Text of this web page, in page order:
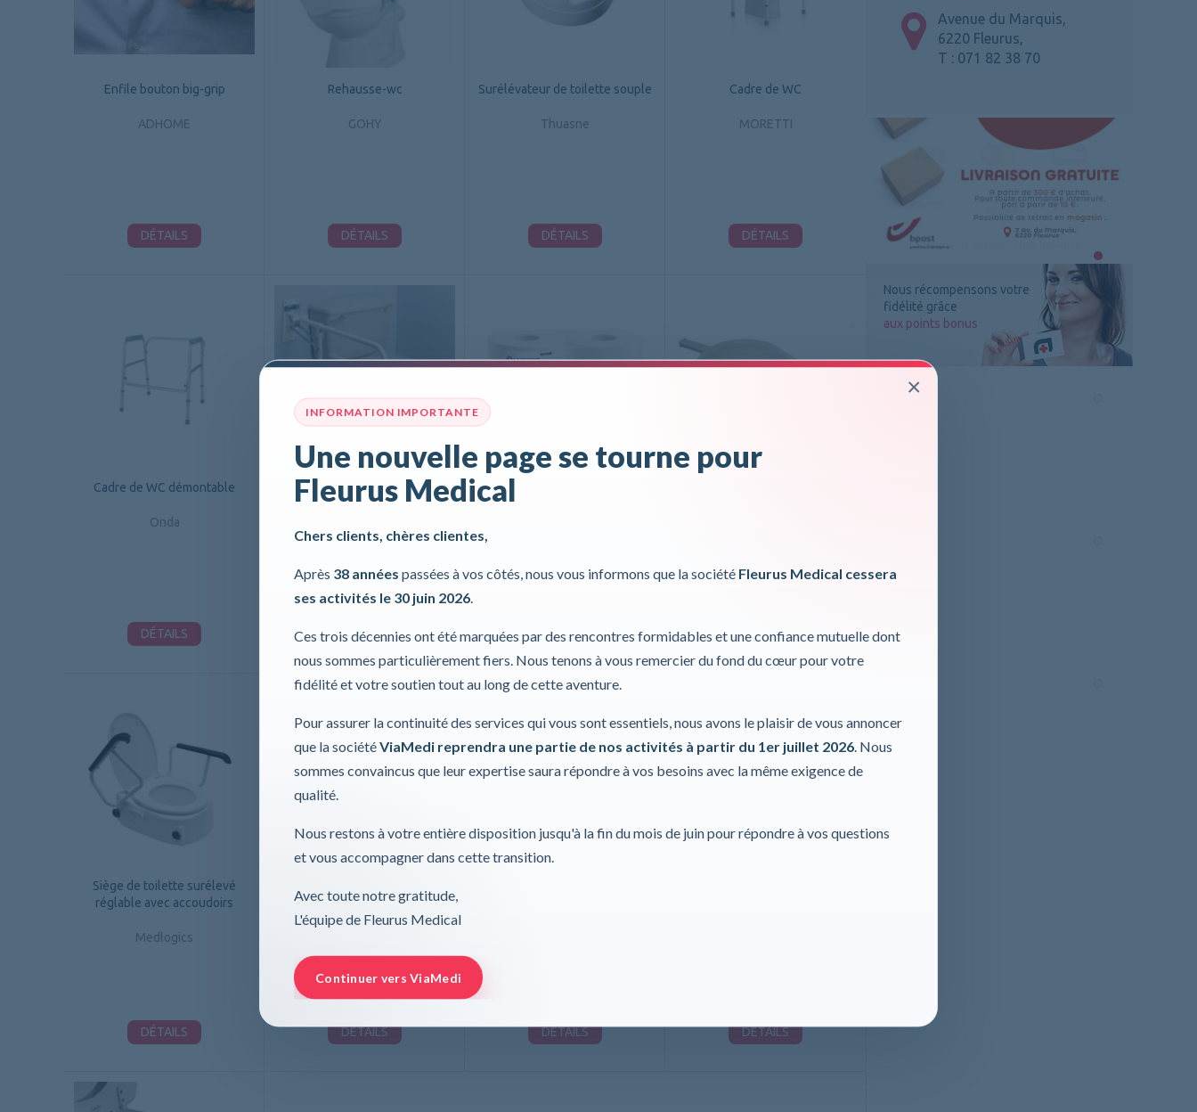
×
INFORMATION IMPORTANTE
Une nouvelle page se tourne pour
Fleurus Medical
Chers clients, chères clientes,
Après 38 années passées à vos côtés, nous vous informons que la société Fleurus Medical cessera
ses activités le 30 juin 2026
Ces trois décennies ont été marquées par des rencontres formidables et une confiance mutuelle dont
nous sommes particulièrement fiers. Nous tenons à vous remercier du fond du cœur pour votre
fidélité et votre soutien tout au long de cette aventure.
Pour assurer la continuité des services qui vous sont essentiels, nous avons le plaisir de vous annoncer
que la sociétéViaMedi reprendra une partie de nos activités à partir du 1er juillet 2026 . Nous
sommes convaincus que leur expertise saura répondre à vos besoins avec la même exigence de
qualité.
Nous restons à votre entière disposition jusqu'à la fin du mois de juin pour répondre à vos questions
et vous accompagner dans cette transition.
Avec toute notre gratitude,
L'équipe de Fleurus Medical
Continuer vers ViaMedi
Enfile bouton big-grip
ADHOME
DÉTAILS
Rehausse-wc
GOHY
DÉTAILS
Surélévateur de toilette souple
Thuasne
DÉTAILS
Cadre de WC
MORETTI
DÉTAILS
Cadre de WC démontable
Onda
DÉTAILS
Barre d’appui repliable avec pied
de support
Homecraft
DÉTAILS DÉTAILS DÉTAILS
Siège de toilette surélevé
réglable avec accoudoirs
Medlogics
DÉTAILS
Primed
DÉTAILS DÉTAILS DÉTAILS
Avenue du Marquis,
6220 Fleurus,
T : 071 82 38 70
Nous récompensons votre
fidélité grâce
aux points bonus